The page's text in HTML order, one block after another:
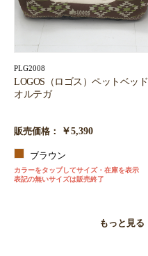
PLG2008
LOGOS（ロゴス）ペットベッド
オルテガ
販売価格： ￥5,390
ブラウン
カラーをタップしてサイズ・在庫を表示
表記の無いサイズは販売終了
もっと見る